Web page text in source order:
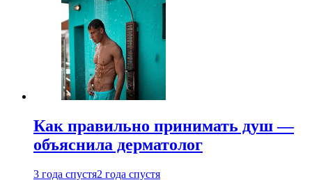
Как правильно принимать душ —
объяснила дерматолог
3 года спустя2 года спустя